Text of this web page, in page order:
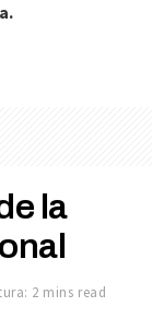
la
2 mins read